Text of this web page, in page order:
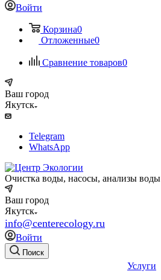
Войти
Корзина0
Отложенные0
Сравнение товаров0
Ваш город
Якутск
Telegram
WhatsApp
Очистка воды, насосы, анализы воды
Ваш город
Якутск
info@centerecology.ru
Войти
Поиск
Услуги